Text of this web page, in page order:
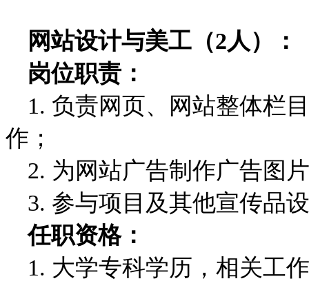
网站设计与美工（2人）：
岗位职责：
1. 负责网页、网站整体栏
作；
2. 为网站广告制作广告图
3. 参与项目及其他宣传品
任职资格：
1. 大学专科学历，相关工